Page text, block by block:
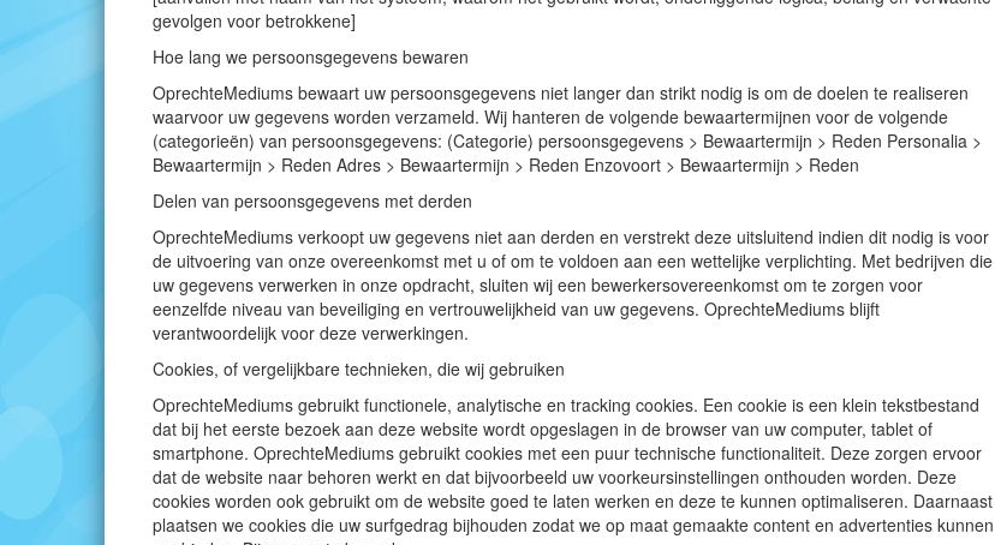
gevolgen voor betrokkene]
Hoe lang we persoonsgegevens bewaren
OprechteMediums bewaart uw persoonsgegevens niet langer dan strikt nodig is om de doelen te realiseren
waarvoor uw gegevens worden verzameld. Wij hanteren de volgende bewaartermijnen voor de volgende
(categorieën) van persoonsgegevens: (Categorie) persoonsgegevens > Bewaartermijn > Reden Personalia >
Bewaartermijn > Reden Adres > Bewaartermijn > Reden Enzovoort > Bewaartermijn > Reden
Delen van persoonsgegevens met derden
OprechteMediums verkoopt uw gegevens niet aan derden en verstrekt deze uitsluitend indien dit nodig is voor
de uitvoering van onze overeenkomst met u of om te voldoen aan een wettelijke verplichting. Met bedrijven die
uw gegevens verwerken in onze opdracht, sluiten wij een bewerkersovereenkomst om te zorgen voor
eenzelfde niveau van beveiliging en vertrouwelijkheid van uw gegevens. OprechteMediums blijft
verantwoordelijk voor deze verwerkingen.
Cookies, of vergelijkbare technieken, die wij gebruiken
OprechteMediums gebruikt functionele, analytische en tracking cookies. Een cookie is een klein tekstbestand
dat bij het eerste bezoek aan deze website wordt opgeslagen in de browser van uw computer, tablet of
smartphone. OprechteMediums gebruikt cookies met een puur technische functionaliteit. Deze zorgen ervoor
dat de website naar behoren werkt en dat bijvoorbeeld uw voorkeursinstellingen onthouden worden. Deze
cookies worden ook gebruikt om de website goed te laten werken en deze te kunnen optimaliseren. Daarnaast
plaatsen we cookies die uw surfgedrag bijhouden zodat we op maat gemaakte content en advertenties kunnen